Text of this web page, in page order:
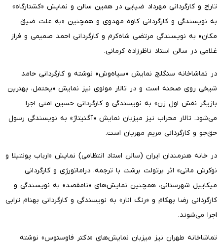
تاراج و کارگردانی مهرداد ضیایی در همین سالن و نمایش «کشتارگاه»
به نویسندگی و کارگردانی کاوه مهدوی و همچنین «به علت ضیق
مکان» به نویسندگی مرتضی شاه‌کرم و کارگردانی احمد صمیمی و فراز
غلامی در سالن استاد ناظرزاده کرمانی.
در تماشاخانه سنگلج نمایش «سیاه‌وش» نوشته و کارگردانی حامد
شیخی روی صحنه است و در تالار مولوی نیز نمایش «یحتمل، بهترین
بازیگر نقش اول زن» به نویسندگی و کارگردانی حسین امتی اجرا
می‌شود. تالار محراب نیز میزبان نمایش «آگنیتاژ» به نویسندگی رسول
حق‌جو و کارگردانی مریم مهریان است.
در خانه هنرمندان ایران (سالن استاد انتظامی) نمایش «ارباب پونتیلا و
نوکرش ماتی» اثر برتولت برشت با ترجمه، دراماتورژی و کارگردانی
میکاییل شهرستانی، همچنین نمایش‌های «نامقصد» به نویسندگی و
کارگردانی رضا بهکام و «رنگ انار» به نویسندگی و کارگردانی بهنام ترابی
اجرا می‌شوند.
تماشاخانه طهران نیز میزبان نمایش‌های «دکتر فاوستوس» نوشته